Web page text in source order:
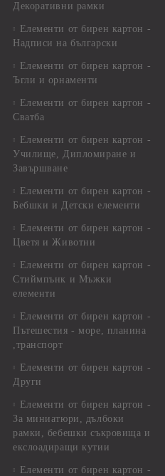
Декоративни рамки
Елементи от бирен картон -
Надписи на български
Елементи от бирен картон -
Ъгли и орнаменти
Елементи от бирен картон -
Сватба
Елементи от бирен картон -
Училище, Дипломиране и
Завършване
Елементи от бирен картон -
Бебшки и Детски елементи
Елементи от бирен картон -
Цветя и Животни
Елементи от бирен картон -
Стиймпънк и Мъжки
елементи
Елементи от бирен картон -
Пътешестия - море, планина
,транспорт
Елементи от бирен картон -
Други
Елементи от бирен картон -
За миниатюри, дълбоки
рамки, бебешки съкровища и
екслоадиращи кутии
Елементи от бирен картон -